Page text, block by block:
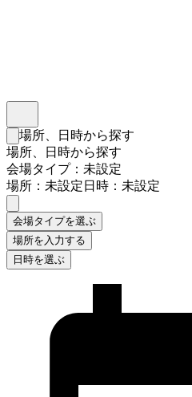
検索フォームを閉じる
場所、日時から探す
場所、日時から探す
会場タイプ：未設定
場所：未設定日時：未設定
会場タイプを選ぶ
場所を入力する
日時を選ぶ